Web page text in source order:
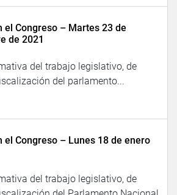
el Congreso – Martes 23 de
de 2021
del trabajo legislativo, de
del parlamento...
el Congreso – Lunes 18 de enero
del trabajo legislativo, de